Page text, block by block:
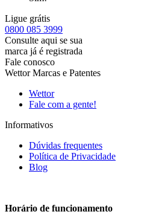
Ligue grátis
0800 085 3999
Consulte aqui se sua
marca já é registrada
Fale conosco
Wettor Marcas e Patentes
Wettor
Fale com a gente!
Informativos
Dúvidas frequentes
Política de Privacidade
Blog
Horário de funcionamento